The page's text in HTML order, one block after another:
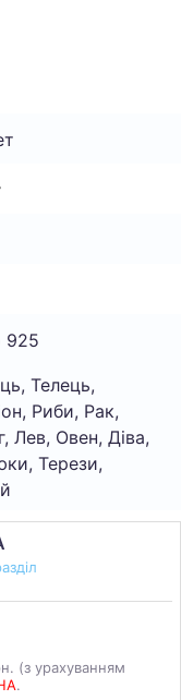
925
Телець,
Риби, Рак,
Лев, Овен, Діва,
Терези,
(з урахуванням
.